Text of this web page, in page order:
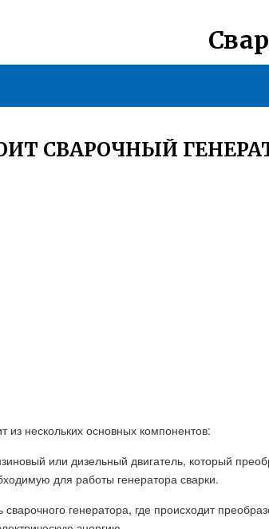
СВАРОЧНЫЙ
из нескольких основных компонентов:
или дизельный двигатель, который
для работы генератора сварки.
генератора, где происходит